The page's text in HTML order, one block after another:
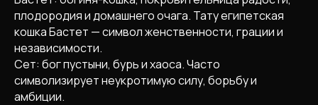
плодородия и домашнего очага. Тату египетская
кошка Бастет — символ женственности, грации и
независимости.
Сет: бог пустыни, бурь и хаоса. Часто
символизирует неукротимую силу, борьбу и
амбиции.